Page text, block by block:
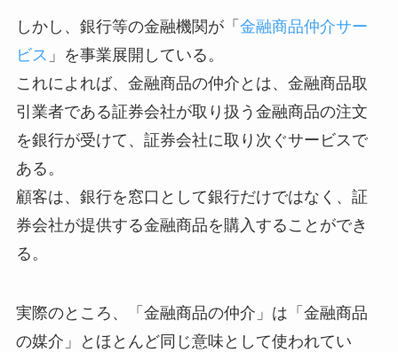
しかし、銀行等の金融機関が「 金融商品仲介サー
ビス 」を事業展開している。
これによれば、金融商品の仲介とは、金融商品取
引業者である証券会社が取り扱う金融商品の注文
を銀行が受けて、証券会社に取り次ぐサービスで
ある。
顧客は、銀行を窓口として銀行だけではなく、証
券会社が提供する金融商品を購入することができ
る。
実際のところ、「金融商品の仲介」は「金融商品
の媒介」とほとんど同じ意味として使われてい